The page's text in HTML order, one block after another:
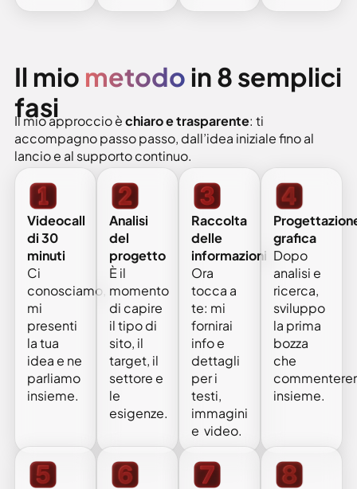
Il mio metodo in 8 semplici
fasi
Il mio approccio èchiaro e trasparente: ti
accompagno passo passo, dall’idea iniziale fino al
lancio e al supporto continuo.
Videocall
di 30
minuti
Ci
conosciamo,
mi
presenti
la tua
idea e ne
parliamo
insieme.
Analisi
del
progetto
È il
momento
di capire
il tipo di
sito, il
target, il
settore e
le
esigenze.
Raccolta
delle
informazioni
Ora
tocca a
te: mi
fornirai
info e
dettagli
per i
testi,
immagini
e video.
grafica
Dopo
analisi e
ricerca,
sviluppo
la prima
bozza
che
insieme.